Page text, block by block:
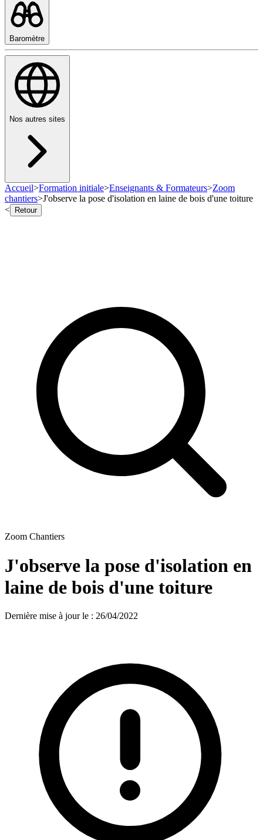
Baromètre
Nos autres sites
Accueil>Formation initiale>Enseignants & Formateurs>Zoom
chantiers>J'observe la pose d'isolation en laine de bois d'une toiture
<
Retour
Zoom Chantiers
J'observe la pose d'isolation en
laine de bois d'une toiture
Dernière mise à jour le : 26/04/2022